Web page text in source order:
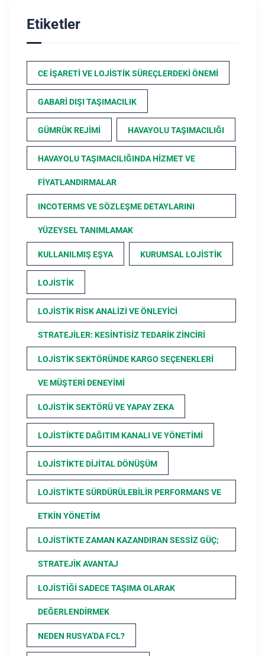
Etiketler
CE İŞARETI VE LOJISTIK SÜREÇLERDEKI ÖNEMI
GABARI DIŞI TAŞIMACILIK
GÜMRÜK REJIMI HAVAYOLU TAŞIMACILIĞI
HAVAYOLU TAŞIMACILIĞINDA HIZMET VE
FIYATLANDIRMALAR
INCOTERMS VE SÖZLEŞME DETAYLARINI
YÜZEYSEL TANIMLAMAK
KULLANILMIŞ EŞYA KURUMSAL LOJISTIK
LOJISTIK
LOJISTIK RISK ANALIZI VE ÖNLEYICI
STRATEJILER: KESINTISIZ TEDARIK ZINCIRI
LOJISTIK SEKTÖRÜNDE KARGO SEÇENEKLERI
VE MÜŞTERI DENEYIMI
LOJISTIK SEKTÖRÜ VE YAPAY ZEKA
LOJISTIKTE DAĞITIM KANALI VE YÖNETIMI
LOJISTIKTE DIJITAL DÖNÜŞÜM
LOJISTIKTE SÜRDÜRÜLEBILIR PERFORMANS VE
ETKIN YÖNETIM
LOJISTIKTE ZAMAN KAZANDIRAN SESSIZ GÜÇ;
STRATEJIK AVANTAJ
LOJISTIĞI SADECE TAŞIMA OLARAK
DEĞERLENDIRMEK
NEDEN RUSYA’DA FCL?